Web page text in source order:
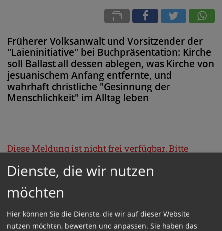
Früherer Volksanwalt und Vorsitzender der
"Laieninitiative" bei Buchpräsentation: Kirche
soll Ballast all dessen ablegen, was Kirche von
jesuanischem Anfang entfernte, und
wahrhaft christliche "Gesinnung der
Menschlichkeit" im Alltag leben
Diese Meldung ist nicht frei verfügbar. Bitte
loggen Sie sich ein, oder bestellen Sie das
ProduktKathpress_online.
GESCHÜTZTER BEREICH
Dienste, die wir nutzen
möchten
Hier können Sie die Dienste, die wir auf dieser Website
nutzen möchten, bewerten und anpassen. Sie haben das